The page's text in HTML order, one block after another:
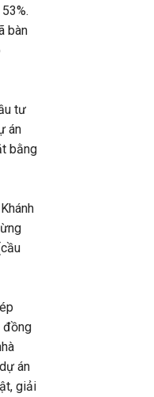
bàn
tư
án
bằng
đồng
án
giải